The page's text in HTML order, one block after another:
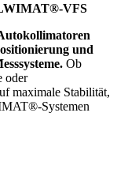
VFS
und
Ob
oder
maximale Stabilität,
Systemen